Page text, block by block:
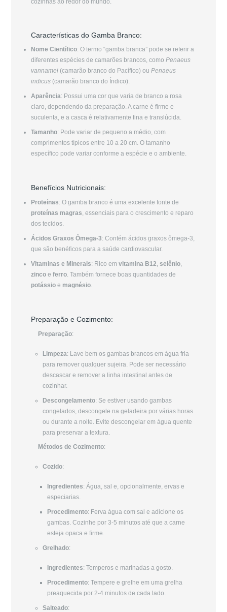
cozinhas ao redor do mundo.
Características do Gamba Branco:
Nome Científico: O termo “gamba branca” pode se referir a
diferentes espécies de camarões brancos, como Penaeus
vannamei(camarão branco do Pacífico) ou Penaeus
indicus(camarão branco do Índico).
Aparência: Possui uma cor que varia de branco a rosa
claro, dependendo da preparação. A carne é firme e
suculenta, e a casca é relativamente fina e translúcida.
Tamanho: Pode variar de pequeno a médio, com
comprimentos típicos entre 10 a 20 cm. O tamanho
específico pode variar conforme a espécie e o ambiente.
Benefícios Nutricionais:
Proteínas: O gamba branco é uma excelente fonte de
proteínas magras, essenciais para o crescimento e reparo
dos tecidos.
Ácidos Graxos Ômega-3: Contém ácidos graxos ômega-3,
que são benéficos para a saúde cardiovascular.
Vitaminas e Minerais: Rico em vitamina B12 selênio,
zincoe ferro. Também fornece boas quantidades de
potássioe magnésio.
Preparação e Cozimento:
Preparação:
Limpeza: Lave bem os gambas brancos em água fria
para remover qualquer sujeira. Pode ser necessário
descascar e remover a linha intestinal antes de
cozinhar.
Descongelamento: Se estiver usando gambas
congelados, descongele na geladeira por várias horas
ou durante a noite. Evite descongelar em água quente
para preservar a textura.
Métodos de Cozimento:
Cozido:
Ingredientes: Água, sal e, opcionalmente, ervas e
especiarias.
Procedimento: Ferva água com sal e adicione os
gambas. Cozinhe por 3-5 minutos até que a carne
esteja opaca e firme.
Grelhado:
Ingredientes: Temperos e marinadas a gosto.
Procedimento: Tempere e grelhe em uma grelha
preaquecida por 2-4 minutos de cada lado.
Salteado: